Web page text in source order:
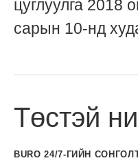
цуглуулга 2018
сарын 10-нд
Төстэй
BURO 24/7-ГИЙН